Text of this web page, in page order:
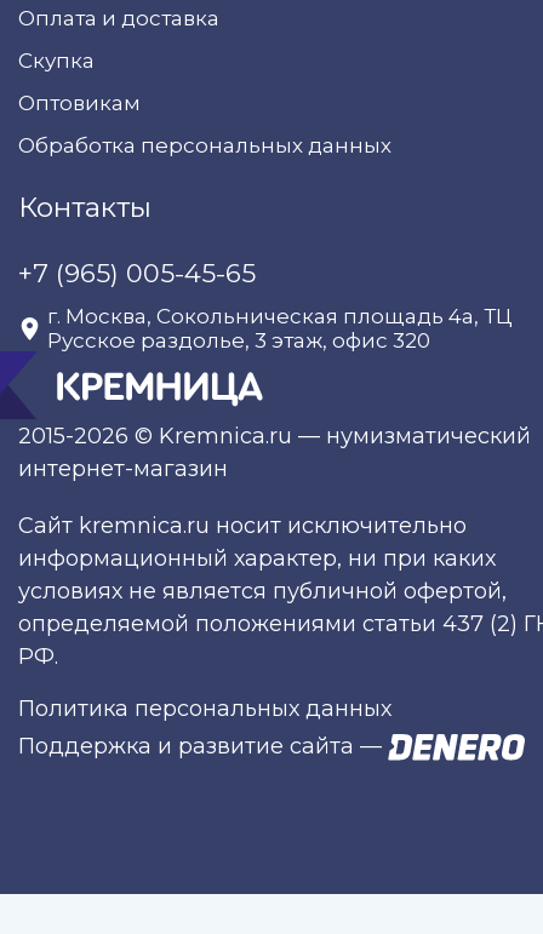
2015-2026 © Kremnica.ru — нумизматический
интернет-магазин
Оплата и доставка
Скупка
Оптовикам
Обработка персональных данных
Контакты
+7 (965) 005-45-65
г. Москва, Сокольническая площадь 4а, ТЦ
Русское раздолье, 3 этаж, офис 320
Сайт kremnica.ru носит исключительно
информационный характер, ни при каких
условиях не является публичной офертой,
определяемой положениями статьи 437 (2)
РФ.
Политика персональных данных
Поддержка и развитие сайта —